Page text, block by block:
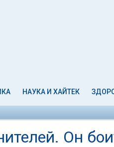
НАУКА И ХАЙТЕК
Он